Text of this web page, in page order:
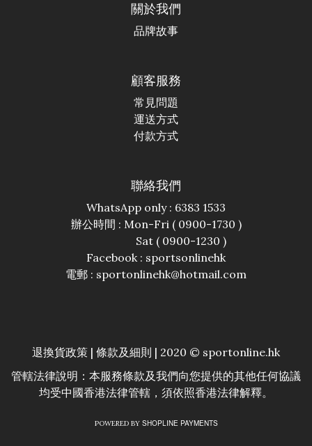
關於我們
品牌故事
顧客服務
常見問題
運送方式
付款方式
聯絡我們
WhatsApp only : 6383 1533
辦公時間 : Mon-Fri ( 0900-1730 )
Sat ( 0900-1230 )
Facebook : sportsonlinehk
電郵 : sportonlinehk@hotmail.com
退換貨政策 | 條款及細則 | 2020 © sportonline.hk
管轄法律說明：本服務條款及我們向您提供的其他任何協議
均受中國香港法律管轄，須依照香港法律解釋。
POWERED BY SHOPLINE PAYMENTS